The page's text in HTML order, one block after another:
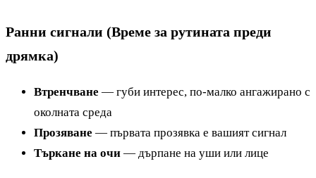
Ранни сигнали (Време за рутината преди
дрямка)
Втренчване — губи интерес, по-малко ангажирано с
околната среда
Прозяване — първата прозявка е вашият сигнал
Търкане на очи — дърпане на уши или лице